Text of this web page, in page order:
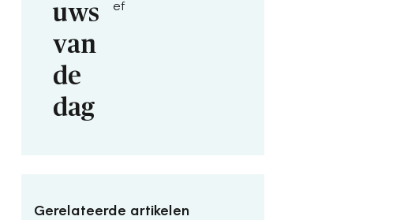
uws
van
de
dag
ef
Gerelateerde artikelen